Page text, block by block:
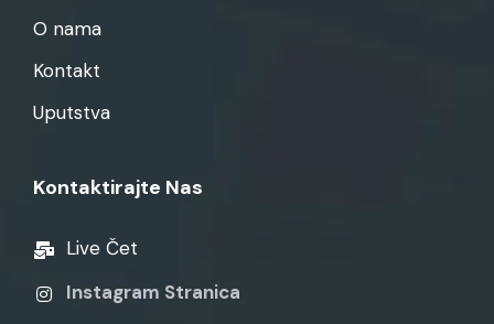
O nama
Kontakt
Uputstva
Kontaktirajte Nas
Live Čet
Instagram Stranica